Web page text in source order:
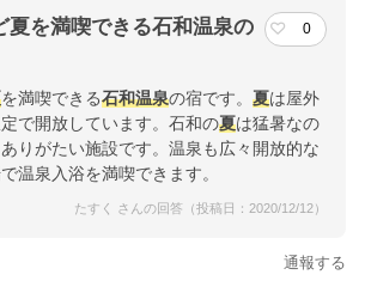
夏を満喫できる石和温泉の
0
を満喫できる石和温泉の宿です。 夏は屋外
で開放しています。石和の夏は猛暑なの
りがたい施設です。温泉も広々開放的な
温泉入浴を満喫できます。
たすく さんの回答（投稿日：2020/12/12）
通報する